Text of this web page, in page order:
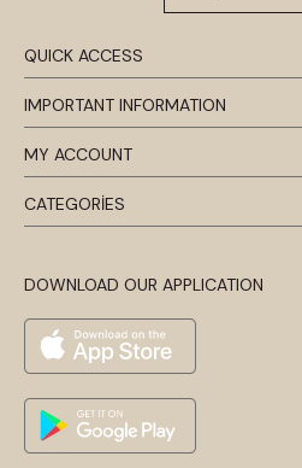
QUICK ACCESS
IMPORTANT INFORMATION
MY ACCOUNT
CATEGORİES
DOWNLOAD OUR APPLICATION